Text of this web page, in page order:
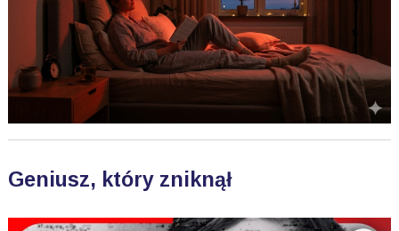
Geniusz, który zniknął